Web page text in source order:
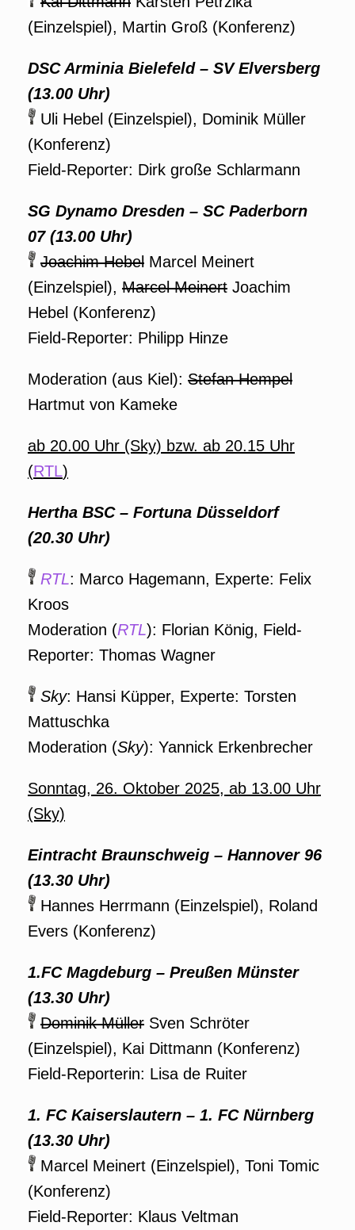
(Einzelspiel), Martin Groß (Konferenz)
DSC Arminia Bielefeld – SV Elversberg
(13.00 Uhr)
Uli Hebel (Einzelspiel), Dominik Müller
(Konferenz)
Field-Reporter: Dirk große Schlarmann
SG Dynamo Dresden – SC Paderborn
07 (13.00 Uhr)
Joachim Hebel Marcel Meinert
(Einzelspiel), Marcel Meinert Joachim
Hebel (Konferenz)
Field-Reporter: Philipp Hinze
Moderation (aus Kiel): Stefan Hempel
Hartmut von Kameke
ab 20.00 Uhr (Sky) bzw. ab 20.15 Uhr
(RTL)
Hertha BSC – Fortuna Düsseldorf
(20.30 Uhr)
RTL: Marco Hagemann, Experte: Felix
Kroos
Moderation (RTL): Florian König, Field-
Reporter: Thomas Wagner
Sky: Hansi Küpper, Experte: Torsten
Mattuschka
Moderation (Sky): Yannick Erkenbrecher
Sonntag, 26. Oktober 2025, ab 13.00 Uhr
(Sky)
Eintracht Braunschweig – Hannover 96
(13.30 Uhr)
Hannes Herrmann (Einzelspiel), Roland
Evers (Konferenz)
1.FC Magdeburg – Preußen Münster
(13.30 Uhr)
Dominik Müller Sven Schröter
(Einzelspiel), Kai Dittmann (Konferenz)
Field-Reporterin: Lisa de Ruiter
1. FC Kaiserslautern – 1. FC Nürnberg
(13.30 Uhr)
Marcel Meinert (Einzelspiel), Toni Tomic
(Konferenz)
Field-Reporter: Klaus Veltman